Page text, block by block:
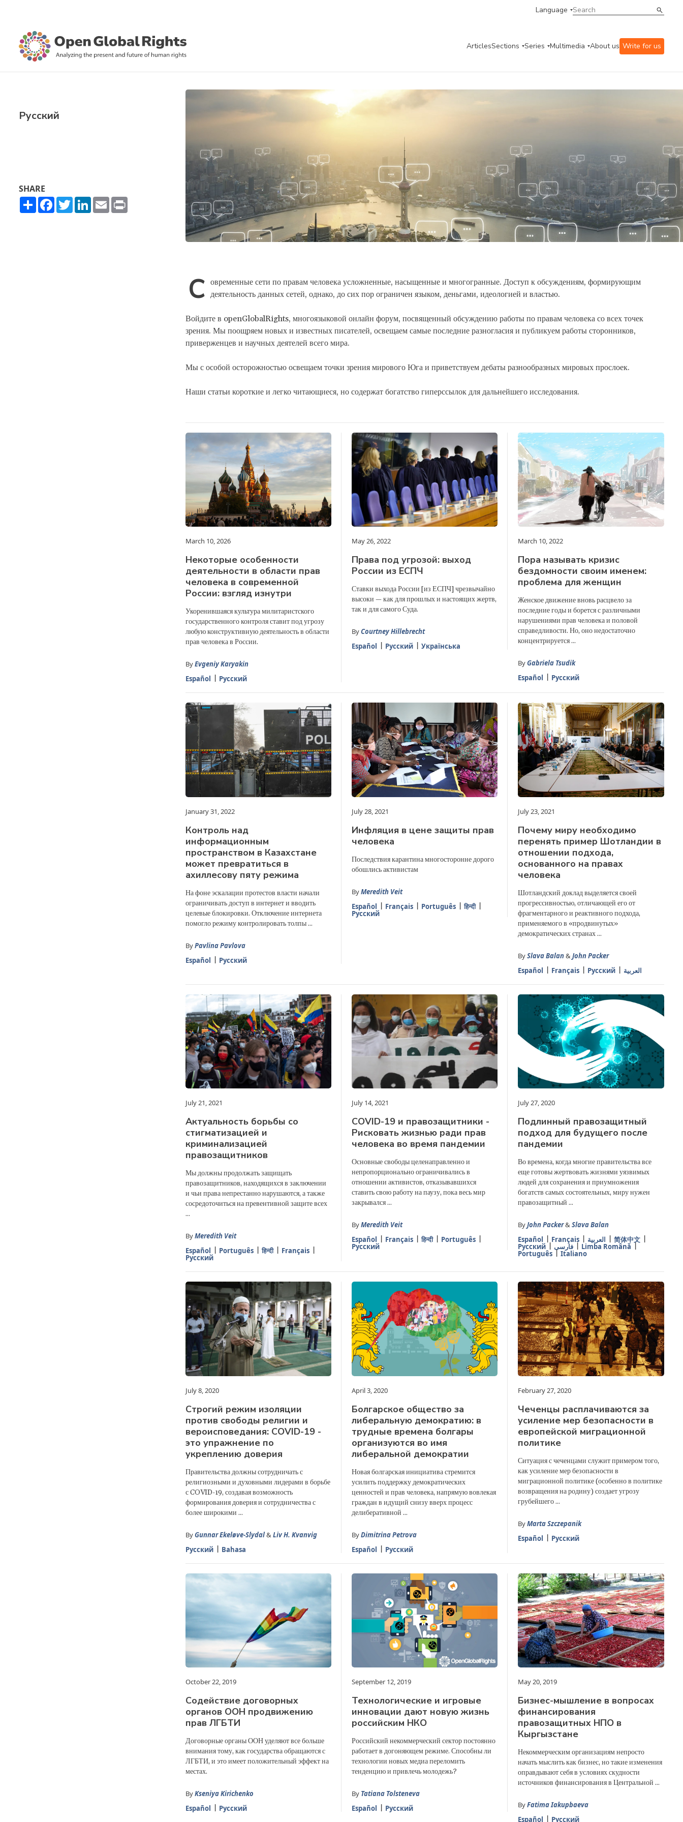
Language
ArticlesSections Series Multimedia About us Write for us
Русский
SHARE
ShareFacebook
TwitterLinkedIn
Email
С овременные сети по правам человека усложненные, насыщенные и многогранные. Доступ к обсуждениям, формирующим
деятельность данных сетей, однако, до сих пор ограничен языком, деньгами, идеологией и властью.
Войдите в openGlobalRights, многоязыковой онлайн форум, посвященный обсуждению работы по правам человека со всех точек
зрения. Мы поощряем новых и известных писателей, освещаем самые последние разногласия и публикуем работы сторонников,
приверженцев и научных деятелей всего мира.
Мы с особой осторожностью освещаем точки зрения мирового Юга и приветствуем дебаты разнообразных мировых прослоек.
Наши статьи короткие и легко читающиеся, но содержат богатство гиперссылок для дальнейшего исследования.
March 10, 2026
Некоторые особенности
деятельности в области прав
человека в современной
России: взгляд изнутри
Укоренившаяся культура милитаристского
государственного контроля ставит под угрозу
любую конструктивную деятельность в области
прав человека в России.
ByEvgeniy Karyakin
Español
Русский
May 26, 2022
Права под угрозой: выход
России из ЕСПЧ
Ставки выхода России [из ЕСПЧ] чрезвычайно
высоки — как для прошлых и настоящих жертв,
так и для самого Суда.
ByCourtney Hillebrecht
Español
Русский Українська
March 10, 2022
Пора называть кризис
бездомности своим именем:
проблема для женщин
Женское движение вновь расцвело за
последние годы и борется с различными
нарушениями прав человека и половой
справедливости. Но, оно недостаточно
концентрируется ...
ByGabriela Tsudik
Español
Русский
January 31, 2022
Контроль над
информационным
пространством в Казахстане
может превратиться в
ахиллесову пяту режима
На фоне эскалации протестов власти начали
ограничивать доступ в интернет и вводить
целевые блокировки. Отключение интернета
помогло режиму контролировать толпы ...
ByPavlina Pavlova
Español
Русский
July 28, 2021
Инфляция в цене защиты прав
человека
Последствия карантина многосторонне дорого
обошлись активистам
ByMeredith Veit
Español
Français Português हिन्दी
Русский
July 23, 2021
Почему миру необходимо
перенять пример Шотландии в
отношении подхода,
основанного на правах
человека
Шотландский доклад выделяется своей
прогрессивностью, отличающей его от
фрагментарного и реактивного подхода,
применяемого в «продвинутых»
демократических странах ...
BySlava Balan&John Packer
Español
Français Русский العربية
July 21, 2021
Актуальность борьбы со
стигматизацией и
криминализацией
правозащитников
Мы должны продолжать защищать
правозащитников, находящихся в заключении
и чьи права непрестанно нарушаются, а также
сосредоточиться на превентивной защите всех
...
ByMeredith Veit
Español
Português हिन्दी Français
Русский
July 14, 2021
COVID-19 и правозащитники -
Рисковать жизнью ради прав
человека во время пандемии
Основные свободы целенаправленно и
непропорционально ограничивались в
отношении активистов, отказывавшихся
ставить свою работу на паузу, пока весь мир
закрывался ...
ByMeredith Veit
Español
Français हिन्दी Português
Русский
July 27, 2020
Подлинный правозащитный
подход для будущего после
пандемии
Во времена, когда многие правительства все
еще готовы жертвовать жизнями уязвимых
людей для сохранения и приумножения
богатств самых состоятельных, миру нужен
правозащитный ...
ByJohn Packer&Slava Balan
Español
Français العربية 简体中文
Русский فارسی Limba Română
Português Italiano
July 8, 2020
Cтрогий режим изоляции
против свободы религии и
вероисповедания: COVID-19 -
это упражнение по
укреплению доверия
Правительства должны сотрудничать с
религиозными и духовными лидерами в борьбе
с COVID-19, создавая возможность
формирования доверия и сотрудничества с
более широкими ...
ByGunnar Ekeløve-Slydal&Liv H. Kvanvig
Русский
Bahasa
April 3, 2020
Болгарскoe обществo за
либеральную демократию: в
трудные времена болгары
организуются во имя
либеральной демократии
Новая болгарская инициатива стремится
усилить поддержку демократических
ценностей и прав человека, напрямую вовлекая
граждан в идущий снизу вверх процесс
делиберативной ...
ByDimitrina Petrova
Español
Русский
February 27, 2020
Чеченцы расплачиваются за
усиление мер безопасности в
европейской миграционной
политике
Ситуация с чеченцами служит примером того,
как усиление мер безопасности в
миграционной политике (особенно в политике
возвращения на родину) создает угрозу
грубейшего ...
ByMarta Szczepanik
Español
Русский
October 22, 2019
Содействие договорных
органов ООН продвижению
прав ЛГБТИ
Договорные органы ООН уделяют все больше
внимания тому, как государства обращаются с
ЛГБТИ, и это имеет положительный эффект на
местах.
ByKseniya Kirichenko
Español
Русский
September 12, 2019
Технологические и игровые
инновации дают новую жизнь
российским НКО
Российский некоммерческий сектор постоянно
работает в догоняющем режиме. Способны ли
технологии новых медиа переломить
тенденцию и привлечь молодежь?
By Tatiana Tolsteneva
Español
Русский
May 20, 2019
Бизнес-мышление в вопросах
финансирования
правозащитных НПО в
Кыргызстане
Некоммерческим организациям непросто
начать мыслить как бизнес, но такие изменения
оправдывают себя в условиях скудности
источников финансирования в Центральной ...
ByFatima Iakupbaeva
Español
Русский